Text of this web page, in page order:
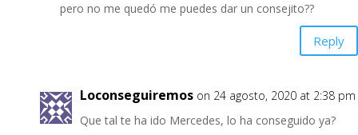
pero no me quedó me puedes dar un consejito??
Reply
Loconseguiremos on 24 agosto, 2020 at 2:38 pm
Que tal te ha ido Mercedes, lo ha conseguido ya?